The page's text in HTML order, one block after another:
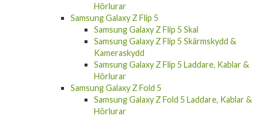
Hörlurar
Samsung Galaxy Z Flip 5
Samsung Galaxy Z Flip 5 Skal
Samsung Galaxy Z Flip 5 Skärmskydd &
Kameraskydd
Samsung Galaxy Z Flip 5 Laddare, Kablar &
Hörlurar
Samsung Galaxy Z Fold 5
Samsung Galaxy Z Fold 5 Laddare, Kablar &
Hörlurar